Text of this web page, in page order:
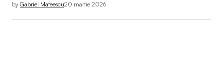
by Gabriel Mateescu20 martie 2026